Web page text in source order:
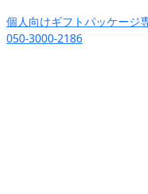
個人向けギフトパッケージ
050-3000-2186